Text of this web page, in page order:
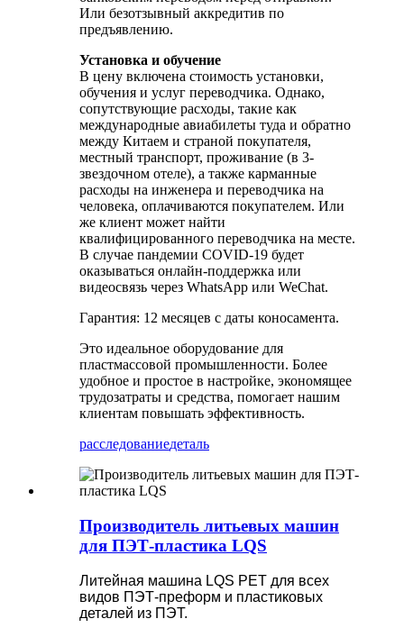
Или безотзывный аккредитив по
предъявлению.
Установка и обучение
В цену включена стоимость установки,
обучения и услуг переводчика. Однако,
сопутствующие расходы, такие как
международные авиабилеты туда и обратно
между Китаем и страной покупателя,
местный транспорт, проживание (в 3-
звездочном отеле), а также карманные
расходы на инженера и переводчика на
человека, оплачиваются покупателем. Или
же клиент может найти
квалифицированного переводчика на месте.
В случае пандемии COVID-19 будет
оказываться онлайн-поддержка или
видеосвязь через WhatsApp или WeChat.
Гарантия: 12 месяцев с даты коносамента.
Это идеальное оборудование для
пластмассовой промышленности. Более
удобное и простое в настройке, экономящее
трудозатраты и средства, помогает нашим
клиентам повышать эффективность.
расследованиедеталь
Производитель литьевых машин
для ПЭТ-пластика LQS
Литейная машина LQS PET для всех
видов ПЭТ-преформ и пластиковых
деталей из ПЭТ.